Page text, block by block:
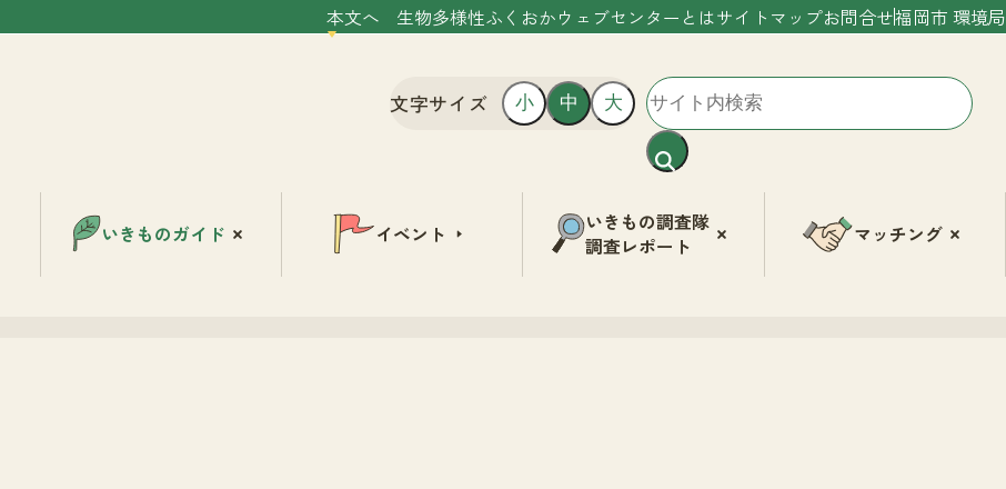
本文へ 生物多様性ふくおかウェブセンターとはサイトマップお問合せ福岡市 環境局
文字サイズ 小 中 大
いきものガイド イベント
いきもの調査隊
調査レポート
マッチング